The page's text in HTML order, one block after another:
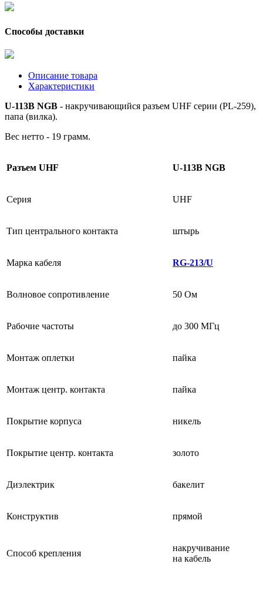
Способы доставки
Описание товара
Характеристики
U-113B NGB - накручивающийся разъем UHF серии (PL-259),
папа (вилка).
Вес нетто - 19 грамм.
Разъем UHF U-113B NGB
Серия UHF
Тип центрального контакта штырь
Марка кабеля RG-213/U
Волновое сопротивление 50 Ом
Рабочие частоты до 300 МГц
Монтаж оплетки пайка
Монтаж центр. контакта пайка
Покрытие корпуса никель
Покрытие центр. контакта золото
Диэлектрик бакелит
Конструктив прямой
Способ крепления
накручивание
на кабель